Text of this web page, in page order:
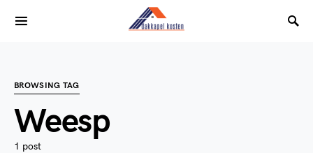
BROWSING TAG
Weesp
1 post